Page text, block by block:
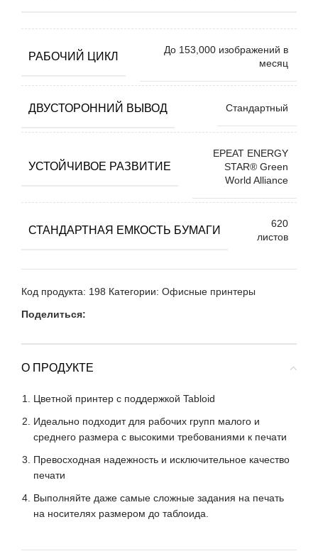
РАБОЧИЙ ЦИКЛ
До 153,000 изображений в
месяц
ДВУСТОРОННИЙ ВЫВОД Стандартный
УСТОЙЧИВОЕ РАЗВИТИЕ
EPEAT ENERGY
STAR® Green
World Alliance
СТАНДАРТНАЯ ЕМКОСТЬ БУМАГИ
620
листов
Код продукта: 198 Категории: Офисные принтеры
Поделиться:
О ПРОДУКТЕ
Цветной принтер с поддержкой Tabloid
Идеально подходит для рабочих групп малого и
среднего размера с высокими требованиями к печати
Превосходная надежность и исключительное качество
печати
Выполняйте даже самые сложные задания на печать
на носителях размером до таблоида.